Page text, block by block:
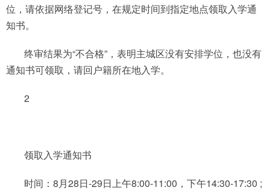
位，请依据网络登记号，在规定时间到指定地点领取入学通
知书。
终审结果为“不合格”，表明主城区没有安排学位，也没有
通知书可领取，请回户籍所在地入学。
2
领取入学通知书
时间：8月28日-29日上午8:00-11:00，下午14:30-17:30 ;